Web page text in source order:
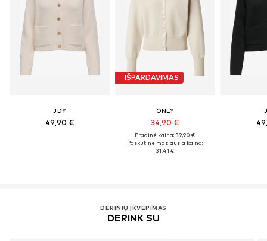
JDY
49,90 €
IŠPARDAVIMAS
ONLY
34,90 €
Pradinė kaina: 39,90 €
Paskutinė mažiausia kaina:
31,41 €
DERINIŲ ĮKVĖPIMAS
DERINK SU